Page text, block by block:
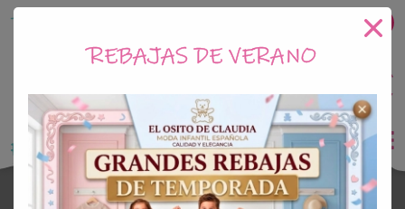
El Osito de Claudia
Tu tienda online de Moda Infantil
0€
REBAJAS DE VERANO